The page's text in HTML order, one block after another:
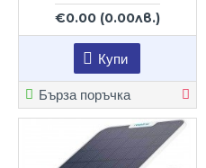
€0.00 (0.00лв.)
Купи
Бърза поръчка